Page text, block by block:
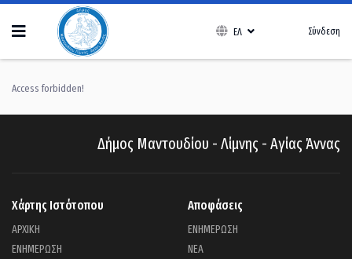
ΕΛ Σύνδεση
Access forbidden!
Δήμος Μαντουδίου - Λίμνης - Αγίας Άννας
Χάρτης Ιστότοπου
ΑΡΧΙΚΗ
ΕΝΗΜΕΡΩΣΗ
Αποφάσεις
ΕΝΗΜΕΡΩΣΗ
ΝΕΑ